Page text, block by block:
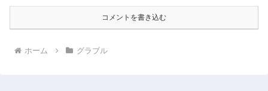
コメントを書き込む
ホーム グラブル